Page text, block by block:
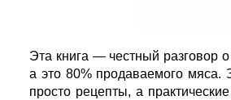
Эта книга — честный разговор
а это 80% продаваемого
просто рецепты, а